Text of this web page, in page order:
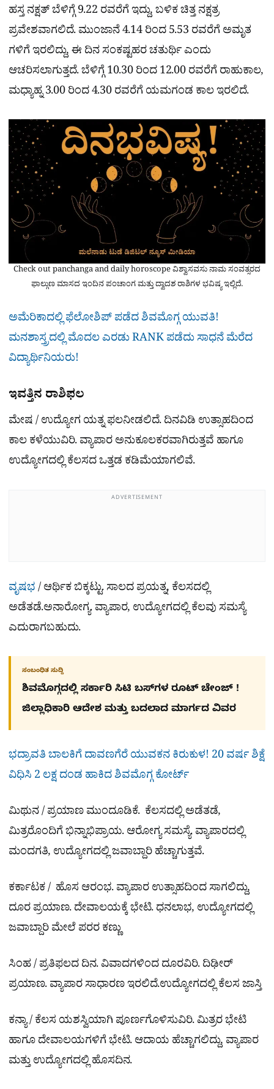
ಹಸ್ತ ನಕ್ಷತ್ ಬೆಳಿಗ್ಗೆ 9.22 ರವರೆಗೆ ಇದ್ದು, ಬಳಿಕ ಚಿತ್ತ ನಕ್ಷತ್ರ
ಪ್ರವೇಶವಾಗಲಿದೆ. ಮುಂಜಾನೆ 4.14 ರಿಂದ 5.53 ರವರೆಗೆ ಅಮೃತ
ಗಳಿಗೆ ಇರಲಿದ್ದು, ಈ ದಿನ ಸಂಕಷ್ಟಹರ ಚತುರ್ಥಿ ಎಂದು
ಆಚರಿಸಲಾಗುತ್ತದೆ. ಬೆಳಿಗ್ಗೆ 10.30 ರಿಂದ 12.00 ರವರೆಗೆ ರಾಹುಕಾಲ,
ಮಧ್ಯಾಹ್ನ 3.00 ರಿಂದ 4.30 ರವರೆಗೆ ಯಮಗಂಡ ಕಾಲ ಇರಲಿದೆ.
Check out panchanga and daily horoscope ವಿಶ್ವಾಸವಸು ನಾಮ ಸಂವತ್ಸರದ
ಫಾಲ್ಗುಣ ಮಾಸದ ಇಂದಿನ ಪಂಚಾಂಗ ಮತ್ತು ದ್ವಾದಶ ರಾಶಿಗಳ ಭವಿಷ್ಯ ಇಲ್ಲಿದೆ.
ಅಮೆರಿಕಾದಲ್ಲಿ ಫೆಲೋಶಿಪ್ ಪಡೆದ ಶಿವಮೊಗ್ಗ ಯುವತಿ!
ಮನಶಾಸ್ತ್ರದಲ್ಲಿ ಮೊದಲ ಎರಡು RANK ಪಡೆದು ಸಾಧನೆ ಮೆರೆದ
ವಿದ್ಯಾರ್ಥಿನಿಯರು!
ಇವತ್ತಿನ ರಾಶಿಫಲ
ಮೇಷ / ಉದ್ಯೋಗ ಯತ್ನ ಫಲನೀಡಲಿದೆ. ದಿನವಿಡಿ ಉತ್ಸಾಹದಿಂದ
ಕಾಲ ಕಳೆಯುವಿರಿ. ವ್ಯಾಪಾರ ಅನುಕೂಲಕರವಾಗಿರುತ್ತವೆ ಹಾಗೂ
ಉದ್ಯೋಗದಲ್ಲಿ ಕೆಲಸದ ಒತ್ತಡ ಕಡಿಮೆಯಾಗಲಿವೆ.
ADVERTISEMENT
ವೃಷಭ/ ಆರ್ಥಿಕ ಬಿಕ್ಕಟ್ಟು. ಸಾಲದ ಪ್ರಯತ್ನ, ಕೆಲಸದಲ್ಲಿ
ಅಡೆತಡೆ.ಅನಾರೋಗ್ಯ. ವ್ಯಾಪಾರ, ಉದ್ಯೋಗದಲ್ಲಿ ಕೆಲವು ಸಮಸ್ಯೆ
ಎದುರಾಗಬಹುದು.
ಸಂಬಂಧಿತ ಸುದ್ದಿ
ಶಿವಮೊಗ್ಗದಲ್ಲಿ ಸರ್ಕಾರಿ ಸಿಟಿ ಬಸ್​ಗಳ ರೂಟ್ ಚೇಂಜ್ !
ಜಿಲ್ಲಾಧಿಕಾರಿ ಆದೇಶ ಮತ್ತು ಬದಲಾದ ಮಾರ್ಗದ ವಿವರ
ಭದ್ರಾವತಿ ಬಾಲಕಿಗೆ ದಾವಣಗೆರೆ ಯುವಕನ ಕಿರುಕುಳ! 20 ವರ್ಷ ಶಿಕ್ಷೆ
ವಿಧಿಸಿ 2 ಲಕ್ಷ ದಂಡ ಹಾಕಿದ ಶಿವಮೊಗ್ಗ ಕೋರ್ಟ್
ಮಿಥುನ / ಪ್ರಯಾಣ ಮುಂದೂಡಿಕೆ. ಕೆಲಸದಲ್ಲಿ ಅಡೆತಡೆ,
ಮಿತ್ರರೊಂದಿಗೆ ಭಿನ್ನಾಭಿಪ್ರಾಯ. ಆರೋಗ್ಯ ಸಮಸ್ಯೆ. ವ್ಯಾಪಾರದಲ್ಲಿ
ಮಂದಗತಿ, ಉದ್ಯೋಗದಲ್ಲಿ ಜವಾಬ್ದಾರಿ ಹೆಚ್ಚಾಗುತ್ತವೆ.
ಕರ್ಕಾಟಕ / ಹೊಸ ಆರಂಭ. ವ್ಯಾಪಾರ ಉತ್ಸಾಹದಿಂದ ಸಾಗಲಿದ್ದು,
ದೂರ ಪ್ರಯಾಣ. ದೇವಾಲಯಕ್ಕೆ ಭೇಟಿ. ಧನಲಾಭ, ಉದ್ಯೋಗದಲ್ಲಿ
ಜವಾಬ್ದಾರಿ ಮೇಲೆ ಪರರ ಕಣ್ಣು
ಸಿಂಹ / ಪ್ರತಿಫಲದ ದಿನ. ವಿವಾದಗಳಿಂದ ದೂರವಿರಿ. ದಿಢೀರ್
ಪ್ರಯಾಣ. ವ್ಯಾಪಾರ ಸಾಧಾರಣ ಇರಲಿದೆ.ಉದ್ಯೋಗದಲ್ಲಿ ಕೆಲಸ ಜಾಸ್ತಿ
ಕನ್ಯಾ / ಕೆಲಸ ಯಶಸ್ವಿಯಾಗಿ ಪೂರ್ಣಗೊಳಿಸುವಿರಿ. ಮಿತ್ರರ ಭೇಟಿ
ಹಾಗೂ ದೇವಾಲಯಗಳಿಗೆ ಭೇಟಿ. ಆದಾಯ ಹೆಚ್ಚಾಗಲಿದ್ದು, ವ್ಯಾಪಾರ
ಮತ್ತು ಉದ್ಯೋಗದಲ್ಲಿ ಹೊಸದಿನ.